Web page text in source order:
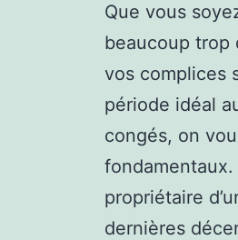
Que vous
beaucoup trop
vos complices
période idéal
congés, on
propriétaire
dernières